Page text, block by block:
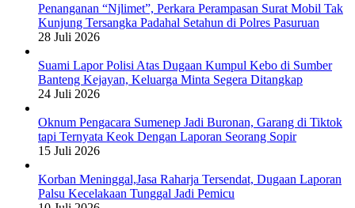
Penanganan “Njlimet”, Perkara Perampasan Surat Mobil Tak
Kunjung Tersangka Padahal Setahun di Polres Pasuruan
28 Juli 2026
Suami Lapor Polisi Atas Dugaan Kumpul Kebo di Sumber
Banteng Kejayan, Keluarga Minta Segera Ditangkap
24 Juli 2026
Oknum Pengacara Sumenep Jadi Buronan, Garang di Tiktok
tapi Ternyata Keok Dengan Laporan Seorang Sopir
15 Juli 2026
Korban Meninggal,Jasa Raharja Tersendat, Dugaan Laporan
Palsu Kecelakaan Tunggal Jadi Pemicu